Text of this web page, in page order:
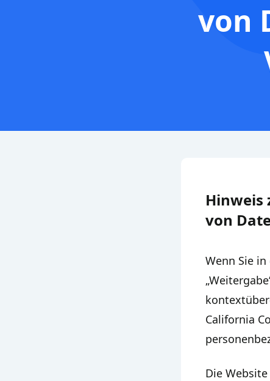
von
Hinweis
von
Wenn Sie
California
Die